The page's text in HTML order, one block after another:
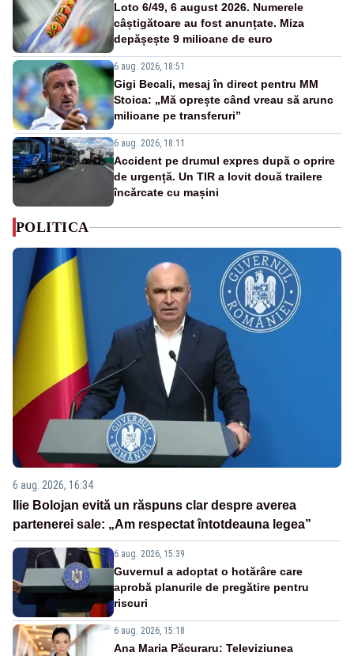
Loto 6/49, 6 august 2026. Numerele
câștigătoare au fost anunțate. Miza
depășește 9 milioane de euro
6 aug. 2026, 18:51
Gigi Becali, mesaj în direct pentru MM
Stoica: „Mă oprește când vreau să arunc
milioane pe transferuri”
6 aug. 2026, 18:11
Accident pe drumul expres după o oprire
de urgență. Un TIR a lovit două trailere
încărcate cu mașini
POLITICA
6 aug. 2026, 16:34
Ilie Bolojan evită un răspuns clar despre averea
partenerei sale: „Am respectat întotdeauna legea”
6 aug. 2026, 15:39
Guvernul a adoptat o hotărâre care
aprobă planurile de pregătire pentru
riscuri
6 aug. 2026, 15:18
Ana Maria Păcuraru: Televiziunea